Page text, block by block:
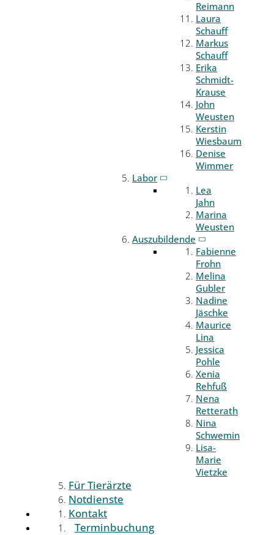
Reimann
Laura
Schauff
Markus
Schauff
Erika
Schmidt-
Krause
John
Weusten
Kerstin
Wiesbaum
Denise
Wimmer
Labor
Lea
Jahn
Marina
Weusten
Auszubildende
Fabienne
Frohn
Melina
Gubler
Nadine
Jäschke
Maurice
Lina
Jessica
Pohle
Xenia
Rehfuß
Nena
Retterath
Nina
Schwemin
Lisa-
Marie
Vietzke
Für Tierärzte
Notdienste
Kontakt
Terminbuchung